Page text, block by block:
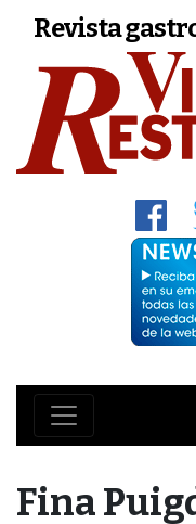
Revista
Fina